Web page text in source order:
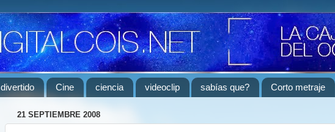
divertido Cine ciencia videoclip sabías que? Corto metraje
21 SEPTIEMBRE 2008